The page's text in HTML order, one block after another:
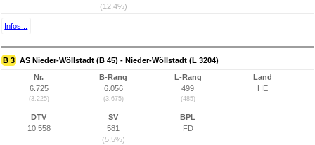
(12,4%)
Infos...
B 3 AS Nieder-Wöllstadt (B 45) - Nieder-Wöllstadt (L 3204)
Nr.
6.725
(3.225)
B-Rang
6.056
(3.675)
L-Rang
499
(485)
Land
HE
DTV
10.558
SV
581
(5,5%)
BPL
FD